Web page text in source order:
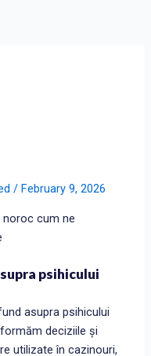
/February 9, 2026
cum ne
psihicului
asupra psihicului
deciziile și
utilizate în cazinouri,